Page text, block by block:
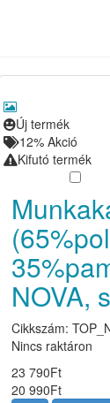
Új termék
12% Akció
Kifutó termék
NOVA,
Cikkszám:
Nincs raktáron
23 790Ft
20 990Ft